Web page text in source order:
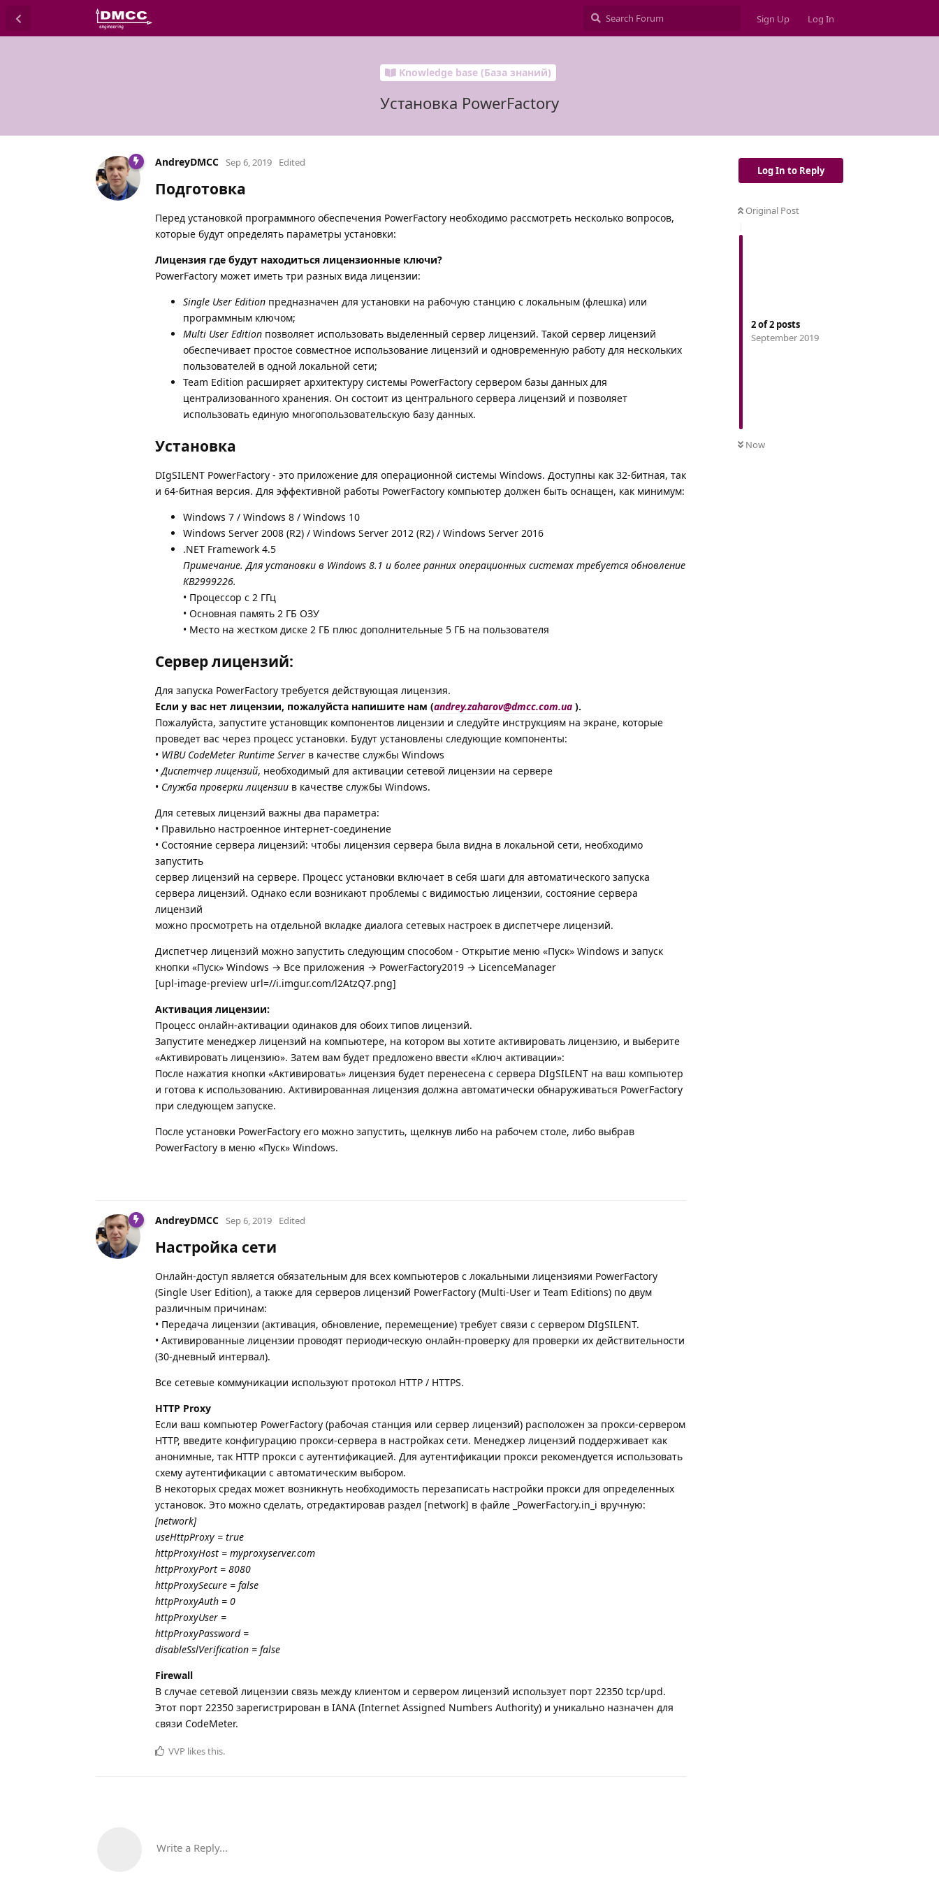
Sign Up Log In
Knowledge base (База знаний)
Установка PowerFactory
Log In to Reply
Original Post
2of2 posts
September 2019
Now
AndreyDMCC Sep 6, 2019 Edited
Подготовка
Перед установкой программного обеспечения PowerFactory необходимо рассмотреть несколько вопросов,
которые будут определять параметры установки:
Лицензия где будут находиться лицензионные ключи?
PowerFactory может иметь три разных вида лицензии:
Single User Edition предназначен для установки на рабочую станцию с локальным (флешка) или
программным ключом;
Multi User Edition позволяет использовать выделенный сервер лицензий. Такой сервер лицензий
обеспечивает простое совместное использование лицензий и одновременную работу для нескольких
пользователей в одной локальной сети;
Team Edition расширяет архитектуру системы PowerFactory сервером базы данных для
централизованного хранения. Он состоит из центрального сервера лицензий и позволяет
использовать единую многопользовательскую базу данных.
Установка
DIgSILENT PowerFactory - это приложение для операционной системы Windows. Доступны как 32-битная, так
и 64-битная версия. Для эффективной работы PowerFactory компьютер должен быть оснащен, как минимум:
Windows 7 / Windows 8 / Windows 10
Windows Server 2008 (R2) / Windows Server 2012 (R2) / Windows Server 2016
.NET Framework 4.5
Примечание. Для установки в Windows 8.1 и более ранних операционных системах требуется обновление
KB2999226.
• Процессор с 2 ГГц
• Основная память 2 ГБ ОЗУ
• Место на жестком диске 2 ГБ плюс дополнительные 5 ГБ на пользователя
Сервер лицензий:
Для запуска PowerFactory требуется действующая лицензия.
Если у вас нет лицензии, пожалуйста напишите нам (andrey.zaharov@dmcc.com.ua ).
Пожалуйста, запустите установщик компонентов лицензии и следуйте инструкциям на экране, которые
проведет вас через процесс установки. Будут установлены следующие компоненты:
• WIBU CodeMeter Runtime Server в качестве службы Windows
• Диспетчер лицензий, необходимый для активации сетевой лицензии на сервере
• Служба проверки лицензии в качестве службы Windows.
Для сетевых лицензий важны два параметра:
• Правильно настроенное интернет-соединение
• Состояние сервера лицензий: чтобы лицензия сервера была видна в локальной сети, необходимо
запустить
сервер лицензий на сервере. Процесс установки включает в себя шаги для автоматического запуска
сервера лицензий. Однако если возникают проблемы с видимостью лицензии, состояние сервера
лицензий
можно просмотреть на отдельной вкладке диалога сетевых настроек в диспетчере лицензий.
Диспетчер лицензий можно запустить следующим способом - Открытие меню «Пуск» Windows и запуск
кнопки «Пуск» Windows → Все приложения → PowerFactory2019 → LicenceManager
[upl-image-preview url=//i.imgur.com/l2AtzQ7.png]
Активация лицензии:
Процесс онлайн-активации одинаков для обоих типов лицензий.
Запустите менеджер лицензий на компьютере, на котором вы хотите активировать лицензию, и выберите
«Активировать лицензию». Затем вам будет предложено ввести «Ключ активации»:
После нажатия кнопки «Активировать» лицензия будет перенесена с сервера DIgSILENT на ваш компьютер
и готова к использованию. Активированная лицензия должна автоматически обнаруживаться PowerFactory
при следующем запуске.
После установки PowerFactory его можно запустить, щелкнув либо на рабочем столе, либо выбрав
PowerFactory в меню «Пуск» Windows.
AndreyDMCC Sep 6, 2019 Edited
Настройка сети
Онлайн-доступ является обязательным для всех компьютеров с локальными лицензиями PowerFactory
(Single User Edition), а также для серверов лицензий PowerFactory (Multi-User и Team Editions) по двум
различным причинам:
• Передача лицензии (активация, обновление, перемещение) требует связи с сервером DIgSILENT.
• Активированные лицензии проводят периодическую онлайн-проверку для проверки их действительности
(30-дневный интервал).
Все сетевые коммуникации используют протокол HTTP / HTTPS.
HTTP Proxy
Если ваш компьютер PowerFactory (рабочая станция или сервер лицензий) расположен за прокси-сервером
HTTP, введите конфигурацию прокси-сервера в настройках сети. Менеджер лицензий поддерживает как
анонимные, так HTTP прокси с аутентификацией. Для аутентификации прокси рекомендуется использовать
схему аутентификации с автоматическим выбором.
В некоторых средах может возникнуть необходимость перезаписать настройки прокси для определенных
установок. Это можно сделать, отредактировав раздел [network] в файле _PowerFactory.in_i вручную:
[network]
useHttpProxy = true
httpProxyHost = myproxyserver.com
httpProxyPort = 8080
httpProxySecure = false
httpProxyAuth = 0
httpProxyUser =
httpProxyPassword =
disableSslVerification = false
Firewall
В случае сетевой лицензии связь между клиентом и сервером лицензий использует порт 22350 tcp/upd.
Этот порт 22350 зарегистрирован в IANA (Internet Assigned Numbers Authority) и уникально назначен для
связи CodeMeter.
VVP likes this.
Write a Reply...